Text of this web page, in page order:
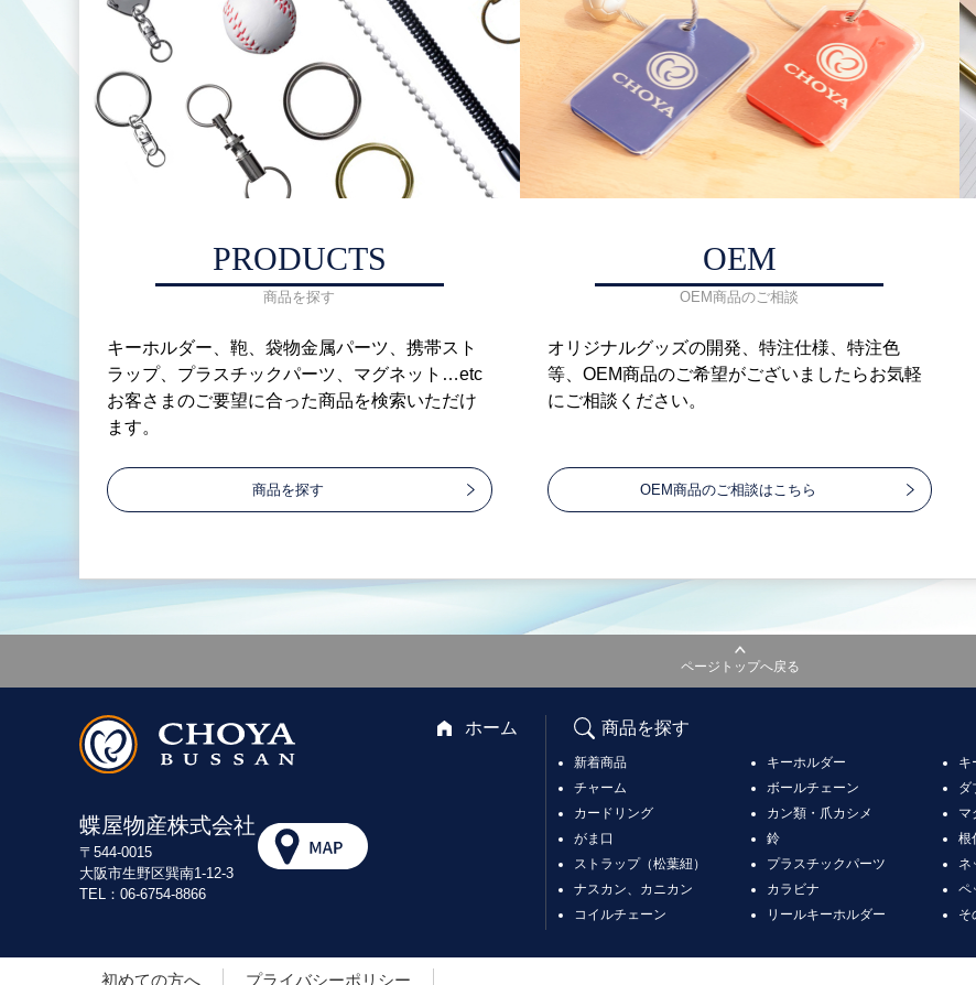
PRODUCTS
商品を探す
キーホルダー、鞄、袋物金属パーツ、携帯スト
ラップ、プラスチックパーツ、マグネット…etc
お客さまのご要望に合った商品を検索いただけ
ます。
商品を探す
OEM
OEM商品のご相談
オリジナルグッズの開発、特注仕様、特注色
等、OEM商品のご希望がございましたらお気軽
にご相談ください。
OEM商品のご相談はこちら
ページトップへ戻る
蝶屋物産株式会社
〒544-0015
大阪市生野区巽南1-12-3
TEL：06-6754-8866
ホーム 商品を探す
新着商品 キーホルダー
キ
チャーム
ボールチェーン
ダ
カードリング
カン類・爪カシメ
マ
がま口
鈴
根
ストラップ（松葉紐）
プラスチックパーツ
ネ
ナスカン、カニカン
カラビナ
ペ
コイルチェーン
リールキーホルダー そ
初めての方へ プライバシーポリシー